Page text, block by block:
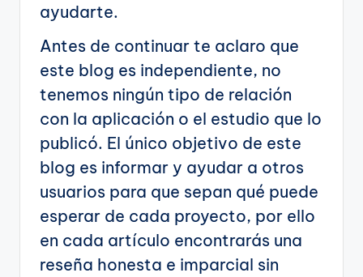
ayudarte.
Antes de continuar te aclaro que
este blog es independiente, no
tenemos ningún tipo de relación
con la aplicación o el estudio que lo
publicó. El único objetivo de este
blog es informar y ayudar a otros
usuarios para que sepan qué puede
esperar de cada proyecto, por ello
en cada artículo encontrarás una
reseña honesta e imparcial sin